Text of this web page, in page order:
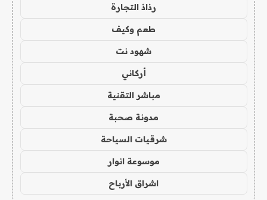
رذاذ التجارة
طعم وكيف
شهود نت
أركاني
مباشر التقنية
مدونة صحبة
شرقيات السياحة
موسوعة انوار
اشراق الأرباح